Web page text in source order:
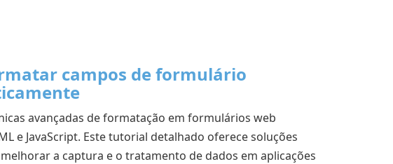
campos de formulário
avançadas de formatação em formulários web
e JavaScript. Este tutorial detalhado oferece soluções
a captura e o tratamento de dados em aplicações